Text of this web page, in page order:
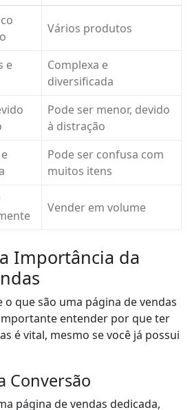
Vários produtos
e
Complexa e
diversificada
Pode ser menor, devido
à distração
Pode ser confusa com
muitos itens
Vender em volume
Importância da
o que são uma página de vendas
entender por que ter
é vital, mesmo se você já possui
Conversão
página de vendas dedicada,